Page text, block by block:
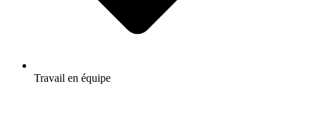
Travail en équipe